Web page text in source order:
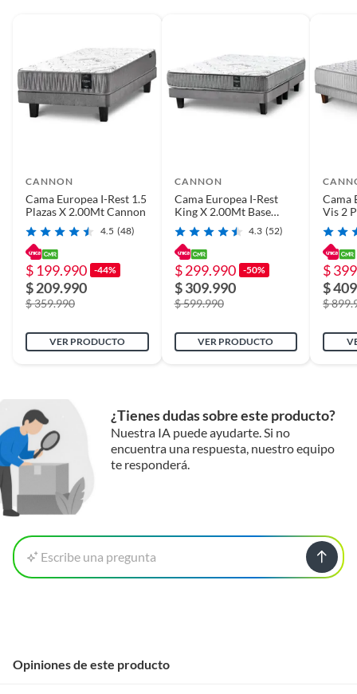
BACKING SUPPORT
CONFORT LITE
Capa que aporta una sensación mullida, mayor suavidad y
mejor control de temperatura.
CANNON
Cama Europea I-Rest 1.5
Plazas X 2.00Mt Cannon
4.5 (48)
$ 199.990 -44%
$ 209.990
$ 359.990
VER PRODUCTO
CANNON
Cama Europea I-Rest
King X 2.00Mt Base
Dividida Cannon4.3 (52)
$ 299.990 -50%
$ 309.990
$ 599.990
VER PRODUCTO
Cama
Vis 2
$
$
$
¿Tienes dudas sobre este producto?
Nuestra IA puede ayudarte. Si no
encuentra una respuesta, nuestro equipo
te responderá.
Escribe una pregunta
Opiniones de este producto